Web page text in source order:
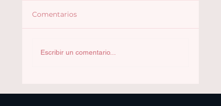
Comentarios
Escribir un comentario...